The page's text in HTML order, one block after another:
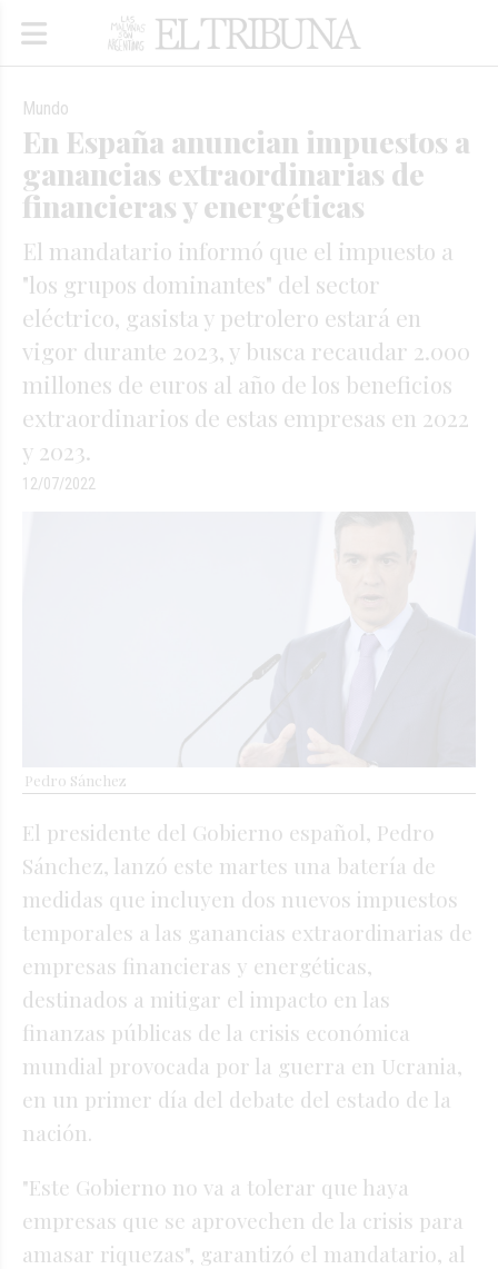
En España anuncian impuestos a
ganancias extraordinarias de
financieras y energéticas
El mandatario informó que el impuesto a
"los grupos dominantes" del sector
eléctrico, gasista y petrolero estará en
vigor durante 2023, y busca recaudar 2.000
millones de euros al año de los beneficios
extraordinarios de estas empresas en 2022
y 2023.
Mundo
12/07/2022
Pedro Sánchez
El presidente del Gobierno español, Pedro
Sánchez, lanzó este martes una batería de
medidas que incluyen dos nuevos impuestos
temporales a las ganancias extraordinarias de
empresas financieras y energéticas,
destinados a mitigar el impacto en las
finanzas públicas de la crisis económica
mundial provocada por la guerra en Ucrania,
en un primer día del debate del estado de la
nación.
"Este Gobierno no va a tolerar que haya
empresas que se aprovechen de la crisis para
amasar riquezas", garantizó el mandatario, al